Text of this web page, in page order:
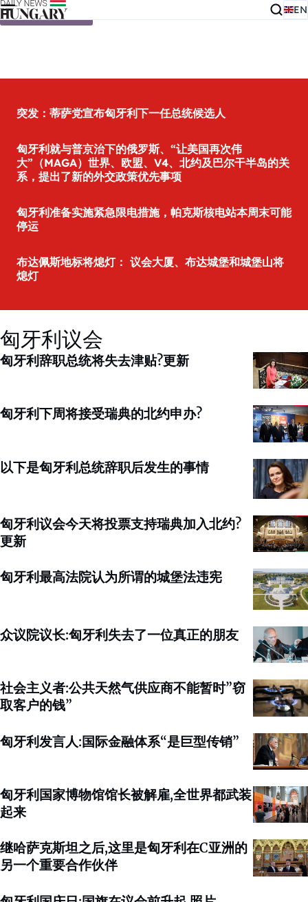
Skip to content EN
突发：蒂萨党宣布匈牙利下一任总统候选人
匈牙利就与普京治下的俄罗斯、“让美国再次伟
大”（MAGA）世界、欧盟、V4、北约及巴尔干半岛的关
系，提出了新的外交政策优先事项
匈牙利准备实施紧急限电措施，帕克斯核电站本周末可能
停运
布达佩斯地标将熄灯： 议会大厦、布达城堡和城堡山将
熄灯
匈牙利议会
匈牙利辞职总统将失去津贴?更新
匈牙利下周将接受瑞典的北约申办?
以下是匈牙利总统辞职后发生的事情
匈牙利议会今天将投票支持瑞典加入北约?
更新
匈牙利最高法院认为所谓的城堡法违宪
众议院议长:匈牙利失去了一位真正的朋友
社会主义者:公共天然气供应商不能暂时”窃
取客户的钱”
匈牙利发言人:国际金融体系“是巨型传销”
匈牙利国家博物馆馆长被解雇,全世界都武装
起来
继哈萨克斯坦之后,这里是匈牙利在C亚洲的
另一个重要合作伙伴